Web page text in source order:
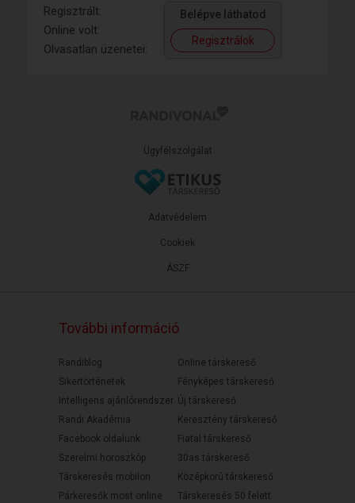
Regisztrált:
Online volt:
Olvasatlan üzenetei:
Belépve láthatod
Regisztrálok
Ügyfélszolgálat
ÁSZF
Adatvédelem
Cookiek
További információ
Randiblog
Sikertörténetek
Intelligens ajánlórendszer
Randi Akadémia
Facebook oldalunk
Szerelmi horoszkóp
Társkeresés mobilon
Párkeresők most online
Online társkereső
Fényképes társkereső
Új társkereső
Keresztény társkereső
Fiatal társkereső
30as társkereső
Középkorú társkereső
Társkeresés 50 felett